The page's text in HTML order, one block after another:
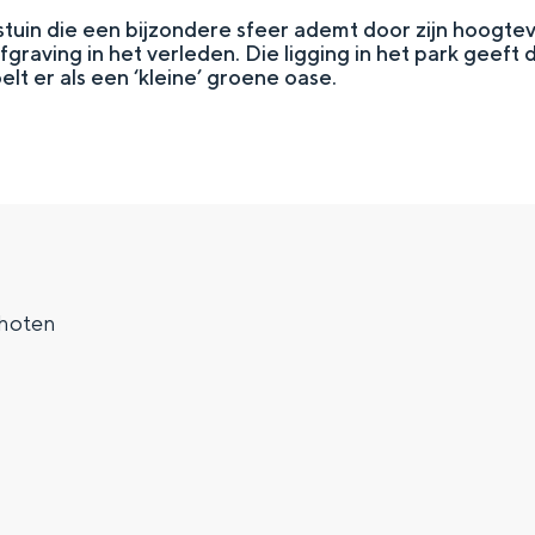
die een bijzondere sfeer ademt door zijn
in het verleden. Die ligging in het park geeft
er als een ‘kleine’ groene oase.